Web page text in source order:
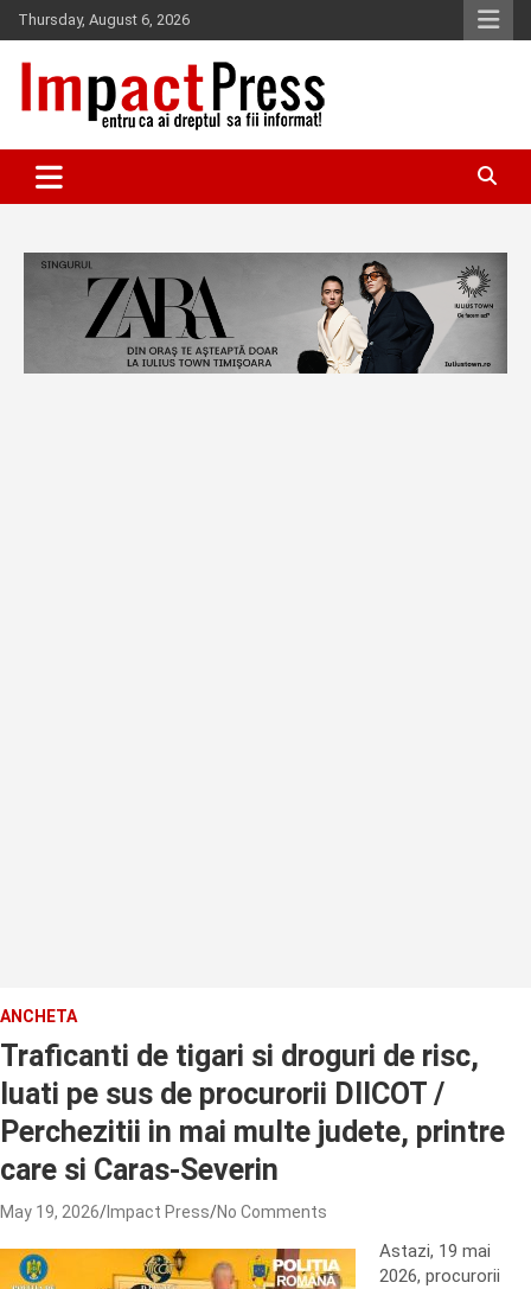
Skip
to
content
Thursday, August 6, 2026
IMPACTPRESS
ANCHETA
Traficanti de tigari si droguri de risc,
luati pe sus de procurorii DIICOT /
Perchezitii in mai multe judete, printre
care si Caras-Severin
May 19, 2026 Impact Press No Comments
Astazi, 19 mai
2026, procurorii